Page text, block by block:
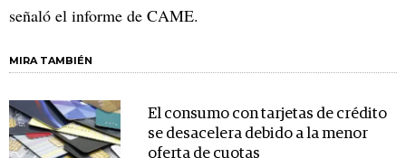
señaló el informe de CAME.
MIRA TAMBIÉN
El consumo con tarjetas de crédito
se desacelera debido a la menor
oferta de cuotas